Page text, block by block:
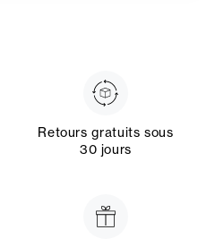
Retours gratuits sous
30 jours